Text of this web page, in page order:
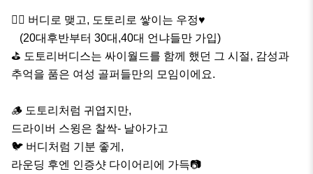
🏌‍♀️ 버디로 맺고, 도토리로 쌓이는 우정♥
⛳ 도토리버디스는 싸이월드를 함께 했던 그 시절, 감성과
추억을 품은 여성 골퍼들만의 모임이에요.
🪵 도토리처럼 귀엽지만,
드라이버 스윙은 찰싹- 날아가고
🐦 버디처럼 기분 좋게,
라운딩 후엔 인증샷 다이어리에 가득📷